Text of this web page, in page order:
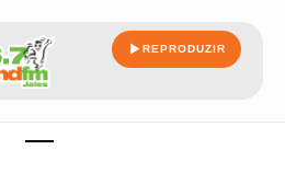
REPRODUZIR